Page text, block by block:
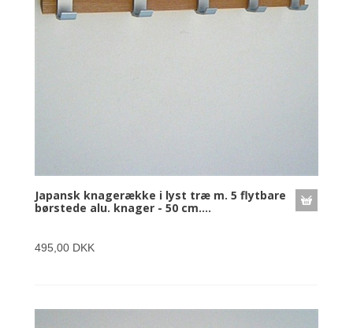
Japansk knagerække i lyst træ m. 5 flytbare
børstede alu. knager - 50 cm....
495,00 DKK